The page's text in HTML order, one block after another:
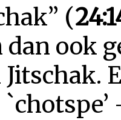
(
dan ook
Jitschak.